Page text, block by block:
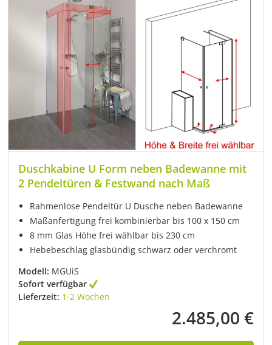
Duschkabine U Form neben Badewanne mit
2 Pendeltüren & Festwand nach Maß
Rahmenlose Pendeltür U Dusche neben Badewanne
Maßanfertigung frei kombinierbar bis 100 x 150 cm
8 mm Glas Höhe frei wählbar bis 230 cm
Hebebeschlag glasbündig schwarz oder verchromt
Modell: MGUiS
Sofort verfügbar
Lieferzeit: 1-2 Wochen
Regulärer Preis:
2.485,00 €